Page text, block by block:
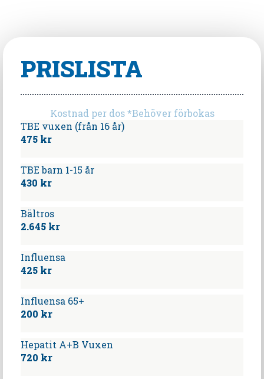
PRISLISTA
Kostnad per dos *Behöver förbokas
TBE vuxen (från 16 år)
475 kr
TBE barn 1-15 år
430 kr
Bältros
2.645 kr
Influensa
425 kr
Influensa 65+
200 kr
Hepatit A+B Vuxen
720 kr